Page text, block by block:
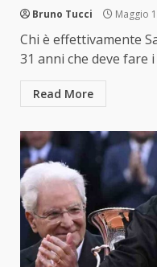
Bruno Tucci Maggio
Chi è effettivamente
31 anni che deve fare i
Read More